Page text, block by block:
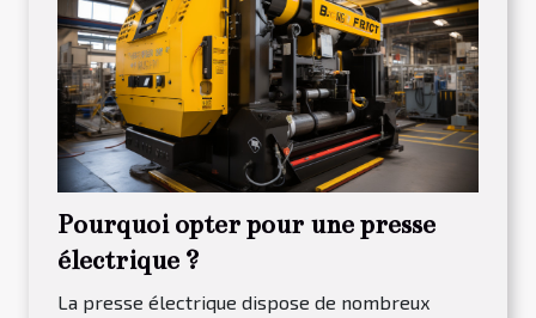
Pourquoi opter pour une presse
électrique ?
La presse électrique dispose de nombreux